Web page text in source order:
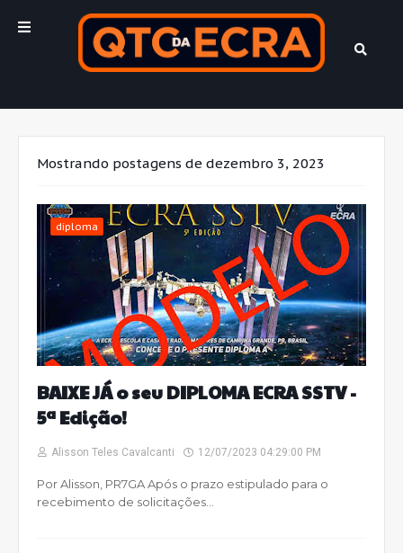
Mostrando postagens de dezembro 3, 2023
diploma
BAIXE JÁ o seu DIPLOMA ECRA SSTV -
5ª Edição!
Alisson Teles Cavalcanti 12/07/2023 04:29:00 PM
Por Alisson, PR7GA Após o prazo estipulado para o
recebimento de solicitações…